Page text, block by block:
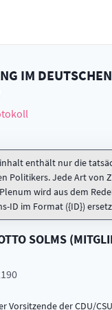
IM
enthält nur die
Politikers. Jede Art von
wird aus dem
ID im Format ({ID})
SOLMS (
Vorsitzende der CDU/